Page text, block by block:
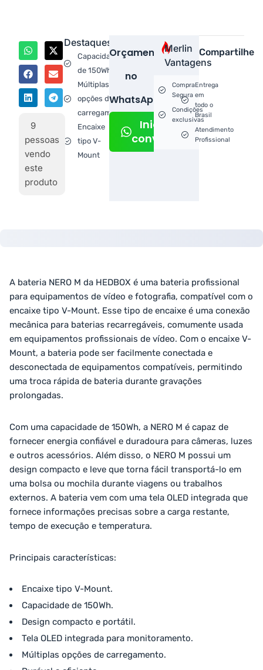
Destaques
Capacidade
de 150Wh.
Múltiplas
opções de
carregamento.
Encaixe
tipo V-
Mount
Orçamento
no
WhatsApp!
Iniciar
conversa
Compartilhe
9
pessoas
vendo
este
produto
Merlin
Vantagens
Compra
Segura
Condições
exclusivas
Entrega
em
todo o
Brasil
Atendimento
Profissional
A bateria NERO M da HEDBOX é uma bateria profissional
para equipamentos de vídeo e fotografia, compatível com o
encaixe tipo V-Mount. Esse tipo de encaixe é uma conexão
mecânica para baterias recarregáveis, comumente usada
em equipamentos profissionais de vídeo. Com o encaixe V-
Mount, a bateria pode ser facilmente conectada e
desconectada de equipamentos compatíveis, permitindo
uma troca rápida de bateria durante gravações
prolongadas.
Com uma capacidade de 150Wh, a NERO M é capaz de
fornecer energia confiável e duradoura para câmeras, luzes
e outros acessórios. Além disso, o NERO M possui um
design compacto e leve que torna fácil transportá-lo em
uma bolsa ou mochila durante viagens ou trabalhos
externos. A bateria vem com uma tela OLED integrada que
fornece informações precisas sobre a carga restante,
tempo de execução e temperatura.
Principais características:
Encaixe tipo V-Mount.
Capacidade de 150Wh.
Design compacto e portátil.
Tela OLED integrada para monitoramento.
Múltiplas opções de carregamento.